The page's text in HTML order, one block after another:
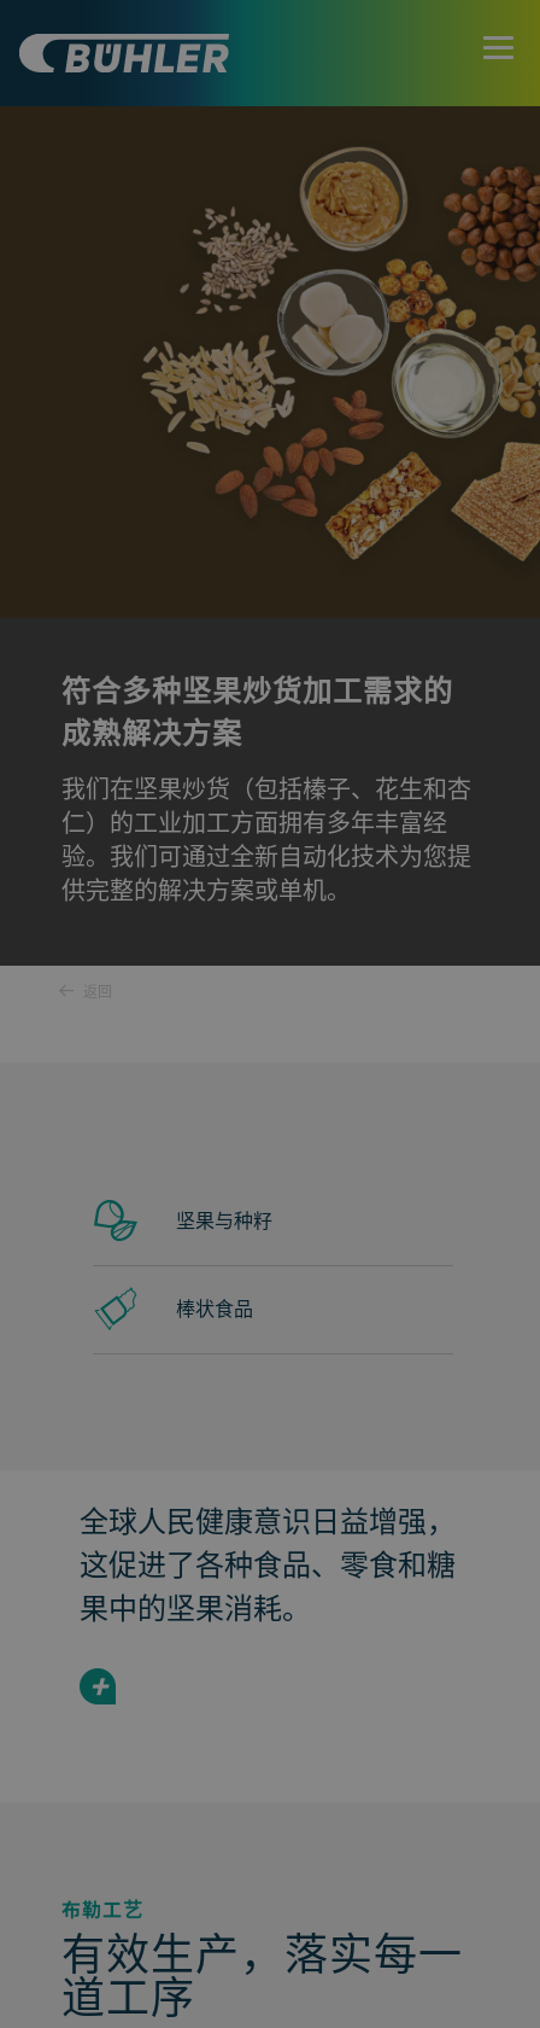
符合多种坚果炒货加工需求的
成熟解决方案
我们在坚果炒货（包括榛子、花生和杏
仁）的工业加工方面拥有多年丰富经
验。我们可通过全新自动化技术为您提
供完整的解决方案或单机。
返回
坚果与种籽
棒状食品
全球人民健康意识日益增强，
这促进了各种食品、零食和糖
果中的坚果消耗。
+
布勒工艺
有效生产，落实每一
道工序